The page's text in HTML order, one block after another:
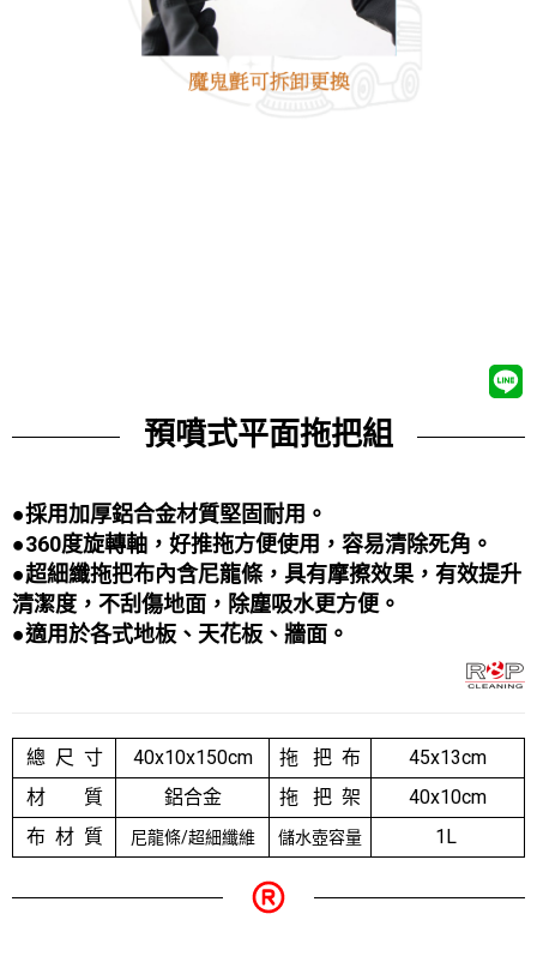
預噴式平面拖把組
●採用加厚鋁合金材質堅固耐用。
●360度旋轉軸，好推拖方便使用，容易清除死角。
●超細纖拖把布內含尼龍條，具有摩擦效果，有效提升
清潔度，不刮傷地面，除塵吸水更方便。
●適用於各式地板、天花板、牆面。
總 尺 寸 40x10x150cm 拖 把 布
45x13cm
材 質
鋁合金 拖 把 架
40x10cm
布 材 質
尼龍條/超細纖維 儲水壺容量 1L